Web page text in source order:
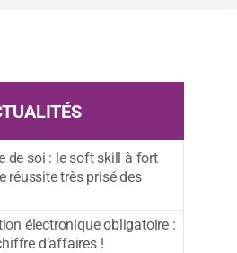
de soi : le soft skill à fort
réussite très prisé des
électronique obligatoire :
d’affaires !